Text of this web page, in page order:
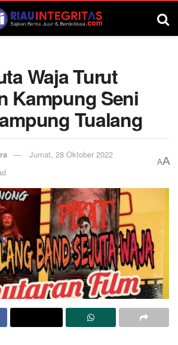
Waja Turut
Kampung Seni
Tualang
Jumat, 28 Oktober 2022
AA